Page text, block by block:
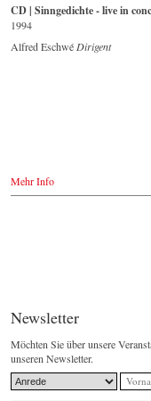
CD | Sinngedichte - live in
1994
Alfred Eschwé Dirigent
Mehr Info
Newsletter
Möchten Sie über unsere
unseren Newsletter.